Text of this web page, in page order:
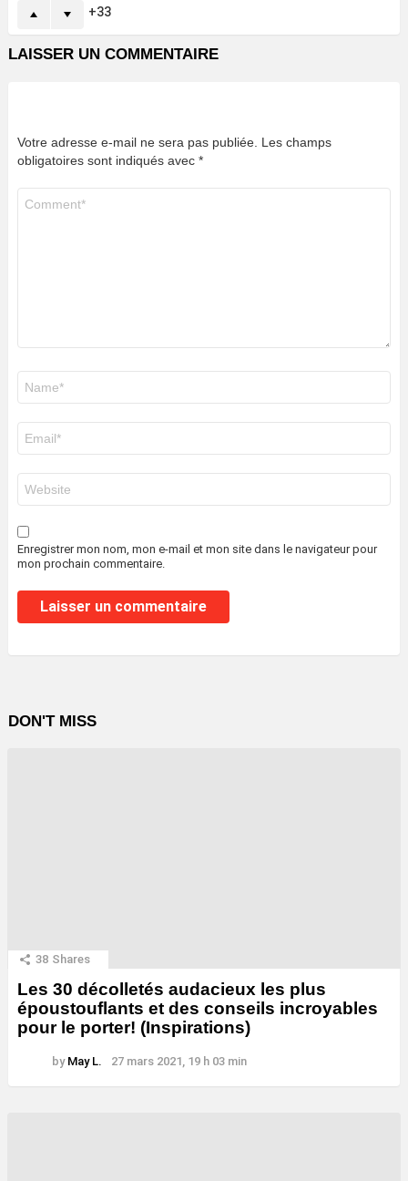
33
LAISSER UN COMMENTAIRE
Votre adresse e-mail ne sera pas publiée. Les champs
obligatoires sont indiqués avec *
mail
*
web
Enregistrer mon nom, mon e-mail et mon site dans le navigateur pour
mon prochain commentaire.
DON'T MISS
38 Shares
Les 30 décolletés audacieux les plus
époustouflants et des conseils incroyables
pour le porter! (Inspirations)
by May L. 27 mars 2021, 19 h 03 min